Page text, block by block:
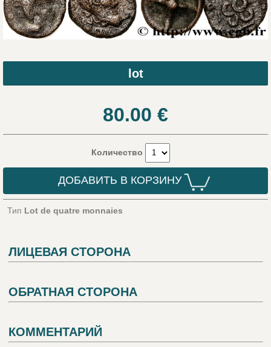
lot
80.00 €
Количество
ДОБАВИТЬ В КОРЗИНУ
Тип Lot de quatre monnaies
ЛИЦЕВАЯ СТОРОНА
ОБРАТНАЯ СТОРОНА
КОММЕНТАРИЙ